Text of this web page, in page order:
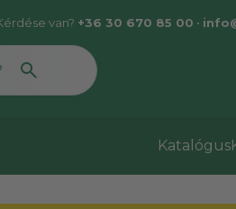
van? +36 30 670 85 00 •
Katalógus